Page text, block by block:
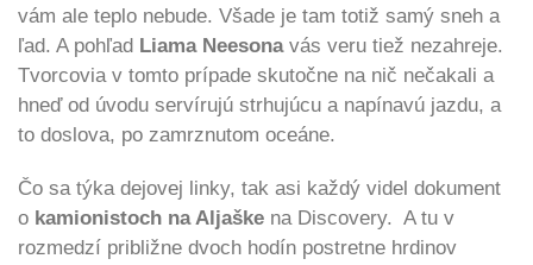
vám ale teplo nebude. Všade je tam totiž samý sneh a
ľad. A pohľad Liama Neesonavás veru tiež nezahreje.
Tvorcovia v tomto prípade skutočne na nič nečakali a
hneď od úvodu servírujú strhujúcu a napínavú jazdu, a
to doslova, po zamrznutom oceáne.
Čo sa týka dejovej linky, tak asi každý videl dokument
o kamionistoch na Aljaške na Discovery. A tu v
rozmedzí približne dvoch hodín postretne hrdinov